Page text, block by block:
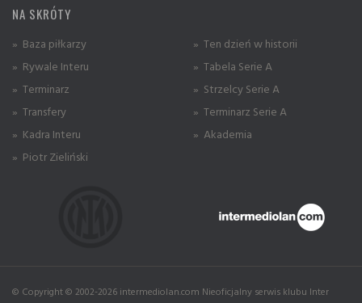
NA SKRÓTY
» Baza piłkarzy
» Rywale Interu
» Terminarz
» Transfery
» Kadra Interu
» Piotr Zieliński
» Ten dzień w historii
» Tabela Serie A
» Strzelcy Serie A
» Terminarz Serie A
» Akademia
© Copyright © 2002-2026 intermediolan.com Nieoficjalny serwis klubu Inter